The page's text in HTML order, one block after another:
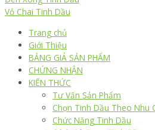
Vỏ Chai Tinh Dầu
Trang chủ
Giới Thiệu
BẢNG GIÁ SẢN PHẨM
CHỨNG NHẬN
KIẾN THỨC
Tư Vấn Sản Phẩm
Chọn Tinh Dầu Theo Nhu
Chức Năng Tinh Dầu